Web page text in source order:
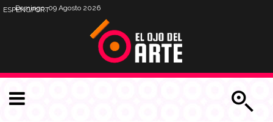
Domingo, 09 Agosto 2026
ESPENGPORT